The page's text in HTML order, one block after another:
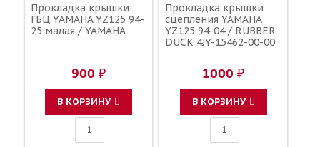
Прокладка крышки
ГБЦ YAMAHA YZ125 94-
25 малая / YAMAHA
900 ₽
В КОРЗИНУ
Прокладка крышки
сцепления YAMAHA
YZ125 94-04 / RUBBER
DUCK 4JY-15462-00-00
1000 ₽
В КОРЗИНУ